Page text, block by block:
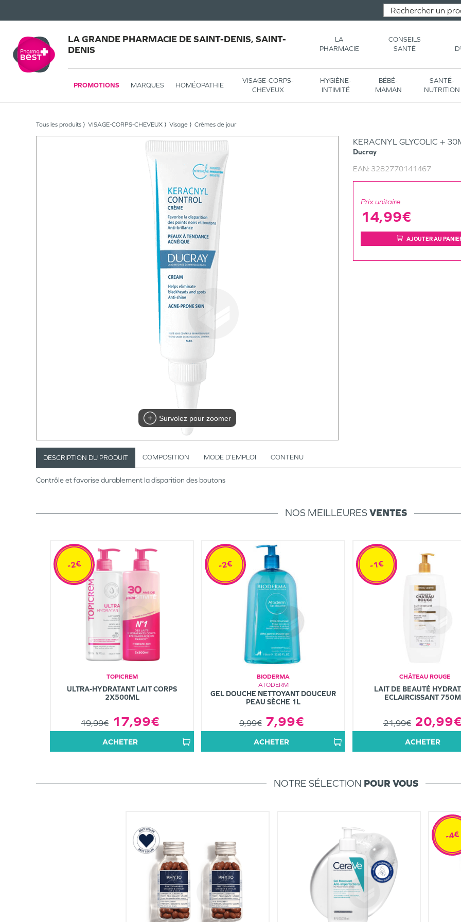
LA GRANDE PHARMACIE DE SAINT-DENIS, SAINT-
DENIS
LA
PHARMACIE
CONSEILS
SANTÉ
PROMOTIONS MARQUES HOMÉOPATHIE
VISAGE-CORPS-
CHEVEUX
HYGIÈNE-
INTIMITÉ
BÉBÉ-
MAMAN
SANTÉ-
NUTRITION
Tous les produits VISAGE-CORPS-CHEVEUX Visage Crèmes de jour
Survolez pour zoomer
KERACNYL GLYCOLIC +
Ducray
EAN: 3282770141467
Prix unitaire
14,99€
AJOUTER AU
DESCRIPTION DU PRODUIT COMPOSITION MODE D’EMPLOI CONTENU
Contrôle et favorise durablement la disparition des boutons
NOS MEILLEURESVENTES
TOPICREM
ULTRA-HYDRATANT LAIT CORPS
2X500ML
19,99€ 17,99€
-2€
ACHETER
BIODERMA
ATODERM
GEL DOUCHE NETTOYANT DOUCEUR
PEAU SÈCHE 1L
9,99€ 7,99€
-2€
ACHETER
CHÂTEAU ROUGE
LAIT DE BEAUTÉ
ECLAIRCISSANT
21,99€
-1€
ACHETER
NOTRE SÉLECTION POUR VOUS
-4€